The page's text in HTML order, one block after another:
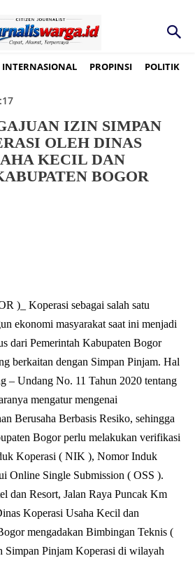
INTERNASIONAL PROPINSI POLITIK
IZIN SIMPAN
OLEH DINAS
KECIL DAN
BOGOR
)_ Koperasi sebagai salah satu
ekonomi masyarakat saat ini menjadi
dari Pemerintah Kabupaten Bogor
berkaitan dengan Simpan Pinjam. Hal
– Undang No. 11 Tahun 2020 tentang
mengatur mengenai
Berusaha Berbasis Resiko, sehingga
Bogor perlu melakukan verifikasi
Koperasi ( NIK ), Nomor Induk
Online Single Submission ( OSS ).
dan Resort, Jalan Raya Puncak Km
Koperasi Usaha Kecil dan
mengadakan Bimbingan Teknis (
Simpan Pinjam Koperasi di wilayah